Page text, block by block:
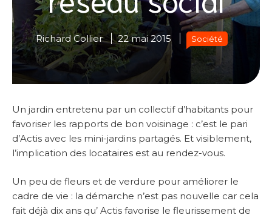
Richard Collier 22 mai 2015 Société
Un jardin entretenu par un collectif d’habitants pour
favoriser les rapports de bon voisinage : c’est le pari
d’Actis avec les mini-jardins partagés. Et visiblement,
l’implication des locataires est au rendez-vous.
Un peu de fleurs et de verdure pour améliorer le
cadre de vie : la démarche n’est pas nouvelle car cela
fait déjà dix ans qu’ Actis favorise le fleurissement de